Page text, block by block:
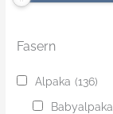
Fasern
Alpaka (136)
Babyalpaka